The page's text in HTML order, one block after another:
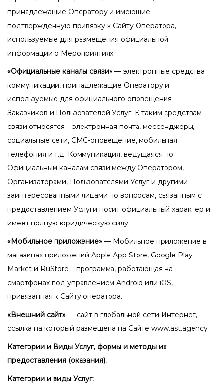
принадлежащие Оператору и имеющие
подтверждённую привязку к Сайту Оператора,
используемые для размещения официальной
информации о Мероприятиях.
«Официальные каналы связи» — электронные средства
коммуникации, принадлежащие Оператору и
используемые для официального оповещения
Заказчиков и Пользователей Услуг. К таким средствам
связи относятся – электронная почта, мессенджеры,
социальные сети, СМС-оповещение, мобильная
телефония и т.д. Коммуникация, ведущаяся по
Официальным каналам связи между Оператором,
Организаторами, Пользователями Услуг и другими
заинтересованными лицами по вопросам, связанным с
предоставлением Услуги носит официальный характер и
имеет полную юридическую силу.
«Мобильное приложение» — Мобильное приложение в
магазинах приложений Apple App Store, Google Play
Market и RuStore – программа, работающая на
смартфонах под управлением Android или iOS,
привязанная к Сайту оператора.
«Внешний сайт» — сайт в глобальной сети Интернет,
ссылка на который размещена на Сайте www.ast.agency
Категории и Виды Услуг, формы и методы их
предоставления (оказания).
Категории и виды Услуг: